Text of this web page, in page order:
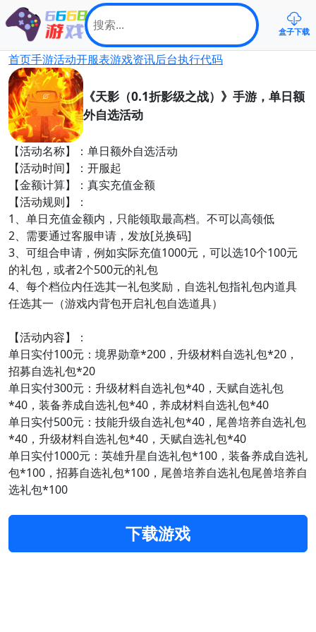
盒子下载
首页手游活动开服表游戏资讯后台执行代码
《天影（0.1折影级之战）》手游，单日额
外自选活动
【活动名称】：单日额外自选活动
【活动时间】：开服起
【金额计算】：真实充值金额
【活动规则】：
1、单日充值金额内，只能领取最高档。不可以高领低
2、需要通过客服申请，发放[兑换码]
3、可组合申请，例如实际充值1000元，可以选10个100元
的礼包，或者2个500元的礼包
4、每个档位内任选其一礼包奖励，自选礼包指礼包内道具
任选其一（游戏内背包开启礼包自选道具）
【活动内容】：
单日实付100元：境界勋章*200，升级材料自选礼包*20，
招募自选礼包*20
单日实付300元：升级材料自选礼包*40，天赋自选礼包
*40，装备养成自选礼包*40，养成材料自选礼包*40
单日实付500元：技能升级自选礼包*40，尾兽培养自选礼包
*40，升级材料自选礼包*40，天赋自选礼包*40
单日实付1000元：英雄升星自选礼包*100，装备养成自选礼
包*100，招募自选礼包*100，尾兽培养自选礼包尾兽培养自
选礼包*100
下载游戏